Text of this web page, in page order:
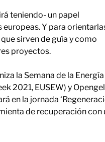
teniendo- un papel
Y para
sirven de guía y como
proyectos.
la Semana de la Energía
2021, EUSEW) y
en la jornada
de recuperación con